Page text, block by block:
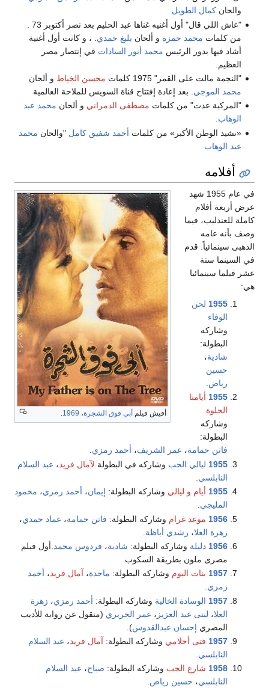
والحانكمال الطويل
من كلمات محمد حمزة و ألحان بليغ حمدي . ، و كانت أول أغنية
أشاد فيها بدور الرئيس محمد أنور السادات في إنتصار مصر
العظيم.
"النجمة مالت على القمر" 1975 كلمات
محسن الخياط و ألحان
محمد الموجي . بعد إعادة إفتتاح قناة السويس للملاحة العالمية
"المركبة عدت" من كلمات مصطفى الدمراني و ألحان محمد عبد
الوهاب.
«نشيد الوطن الأكبر» من كلمات أحمد شفيق كامل "والحان محمد
عبد الوهاب
أفلامه
أفيش فيلم أبي فوق الشجرة، 1969
.
في عام 1955 شهد
عرض أربعة أفلام
كاملة للعندليب، فيما
وصف بأنه عامه
الذهبى سينمائياً. قدم
في السينما ستة
عشر فيلما سينمائيا
هي:
1955 لحن
الوفاء
وشاركه
البطولة:
شادية،
حسين
رياض
1955 أيامنا
الحلوة
وشاركه
البطولة:
فاتن حمامة، عمر الشريف، أحمد رمزي.
1955 ليالي الحب وشاركه في البطولة لآمال فريد، عبد السلام
النابلسي
1955 أيام و ليالي وشاركه البطولة: إيمان، أحمد رمزي، محمود
المليجي
1956 موعد غرام وشاركه البطولة: فاتن حمامة، عماد حمدي،
زهرة العلا، رشدي أباظة
1956 دليلة وشاركه البطولة: شادية، فردوس محمد .أول فيلم
مصرى ملون بطريقة السكوب
1957 بنات اليوم وشاركه البطولة: ماجدة، آمال فريد، أحمد
رمزي.
1957 الوسادة الخالية وشاركه البطولة: أحمد رمزي، زهرة
العلا، لبنى عبد العزيز ، عمر الحريري (منقول عن رواية للأديب
المصري إحسان عبدالقدوس).
1957 فتى أحلامي وشاركه البطولة: آمال فريد، عبد السلام
النابلسي
1958 شارع الحب وشاركه البطولة: صباح، عبد السلام
النابلسي، حسين رياض.